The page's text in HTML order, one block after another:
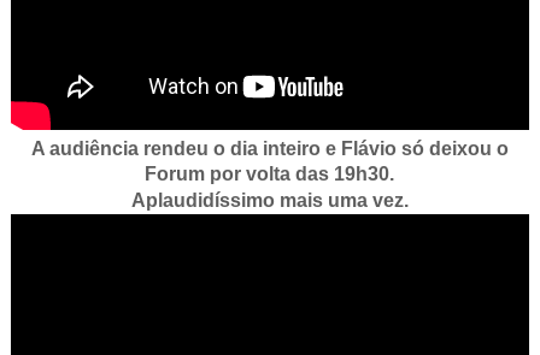
A audiência rendeu o dia inteiro e Flávio só deixou o
Forum por volta das 19h30.
Aplaudidíssimo mais uma vez.